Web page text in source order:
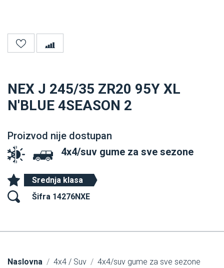
NEX J 245/35 ZR20 95Y XL
N'BLUE 4SEASON 2
Proizvod nije dostupan
4x4/suv gume za sve sezone
Srednja klasa
Šifra 14276NXE
Naslovna 4x4 / Suv 4x4/suv gume za sve sezone